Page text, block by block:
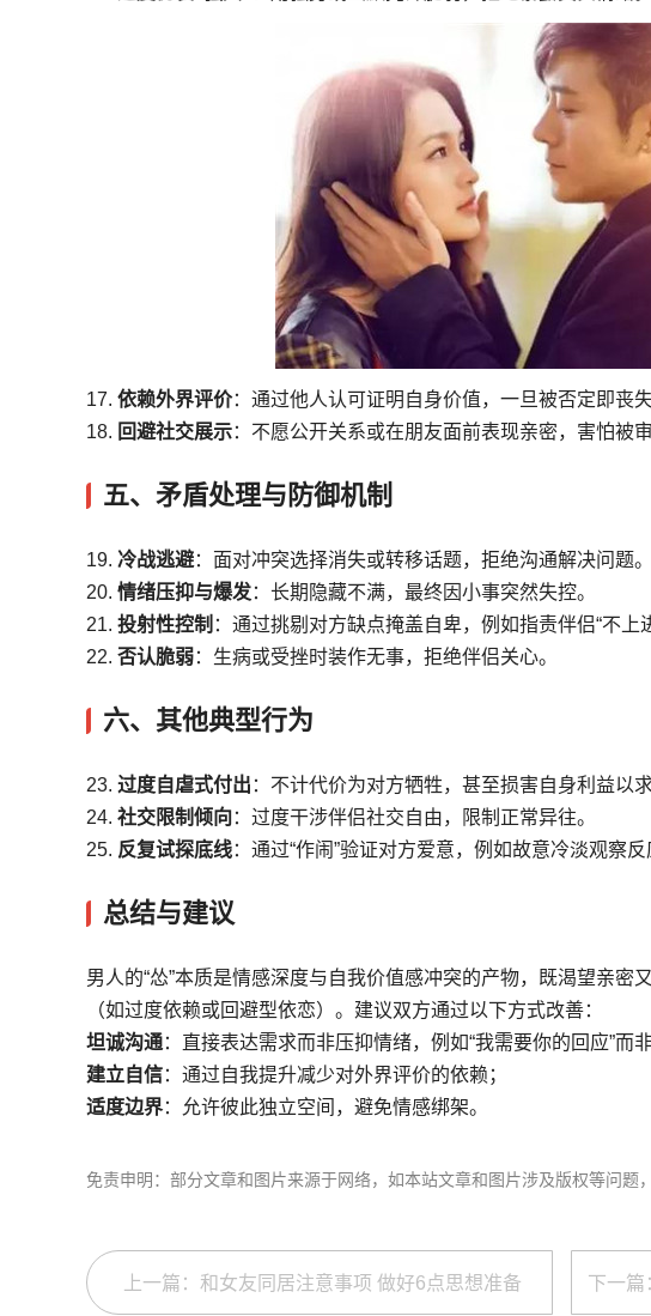
17. 依赖外界评价：通过他人认可证明自身价值，一旦被否定即丧失
18. 回避社交展示：不愿公开关系或在朋友面前表现亲密，害怕被审
五、矛盾处理与防御机制
19. 冷战逃避：面对冲突选择消失或转移话题，拒绝沟通解决问题。
20. 情绪压抑与爆发：长期隐藏不满，最终因小事突然失控。
21. 投射性控制 ：通过挑剔对方缺点掩盖自卑，例如指责伴侣“不上进
22. 否认脆弱：生病或受挫时装作无事，拒绝伴侣关心。
六、其他典型行为
23. 过度自虐式付出 ：不计代价为对方牺牲，甚至损害自身利益以求
24. 社交限制倾向 ：过度干涉伴侣社交自由，限制正常异往。
25. 反复试探底线：通过“作闹”验证对方爱意，例如故意冷淡观察反
总结与建议
男人的“怂”本质是情感深度与自我价值感冲突的产物，既渴望亲密
（如过度依赖或回避型依恋）。建议双方通过以下方式改善：
坦诚沟通：直接表达需求而非压抑情绪，例如“我需要你的回应”而非
建立自信：通过自我提升减少对外界评价的依赖；
适度边界：允许彼此独立空间，避免情感绑架。
免责申明：部分文章和图片来源于网络，如本站文章和图片涉及版权等问题
上一篇：和女友同居注意事项 做好6点思想准备 下一篇